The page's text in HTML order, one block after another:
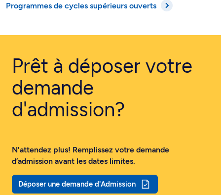
Programmes de cycles supérieurs ouverts
Prêt à déposer votre
demande
d'admission?
N'attendez plus! Remplissez votre demande
d’admission avant les dates limites.
Déposer une demande d'Admission